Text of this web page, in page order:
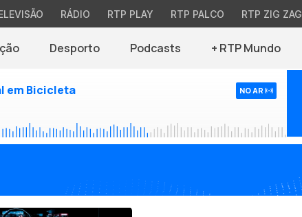
RÁDIO RTP PLAY RTP PALCO RTP ZIG ZAG
Desporto Podcasts + RTP Mundo
em Bicicleta NO AR